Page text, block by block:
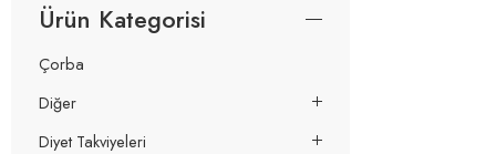
Ürün Kategorisi
Çorba
Diğer
Diyet Takviyeleri